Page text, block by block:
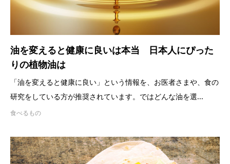
油を変えると健康に良いは本当 日本人にぴった
りの植物油は
「油を変えると健康に良い」という情報を、お医者さまや、食の
研究をしている方が推奨されています。ではどんな油を選...
食べるもの